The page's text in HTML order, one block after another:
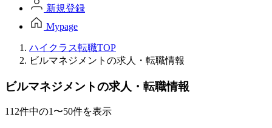
新規登録
Mypage
ハイクラス転職TOP
ビルマネジメントの求人・転職情報
ビルマネジメントの求人・転職情報
112件中の1〜50件を表示